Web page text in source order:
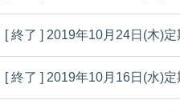
[ 終了 ] 2019年10月24日(木)
[ 終了 ] 2019年10月16日(水)